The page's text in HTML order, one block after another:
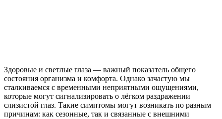
Здоровые и светлые глаза — важный показатель общего
состояния организма и комфорта. Однако зачастую мы
сталкиваемся с временными неприятными ощущениями,
которые могут сигнализировать о лёгком раздражении
слизистой глаз. Такие симптомы могут возникать по разным
причинам: как сезонные, так и связанные с внешними